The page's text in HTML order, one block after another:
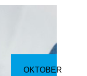
OKTOBER